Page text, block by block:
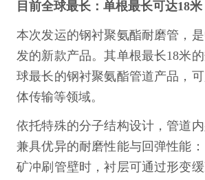
目前全球最长：单根最长可达18米
本次发运的钢衬聚氨酯耐磨管，
发的新款产品。其单根最长18米
球最长的钢衬聚氨酯管道产品，
体传输等领域。
依托特殊的分子结构设计，管道
兼具优异的耐磨性能与回弹性能
矿冲刷管壁时，衬层可通过形变